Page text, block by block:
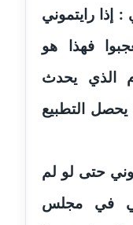
رايتموني
فهذا هو
الذي يحدث
التطبيع
حتى لو لم
في مجلس